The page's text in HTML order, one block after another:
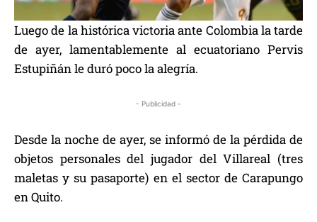
Luego de la histórica victoria ante Colombia la tarde
de ayer, lamentablemente al ecuatoriano Pervis
Estupiñán le duró poco la alegría.
- Publicidad -
Desde la noche de ayer, se informó de la pérdida de
objetos personales del jugador del Villareal (tres
maletas y su pasaporte) en el sector de Carapungo
en Quito.